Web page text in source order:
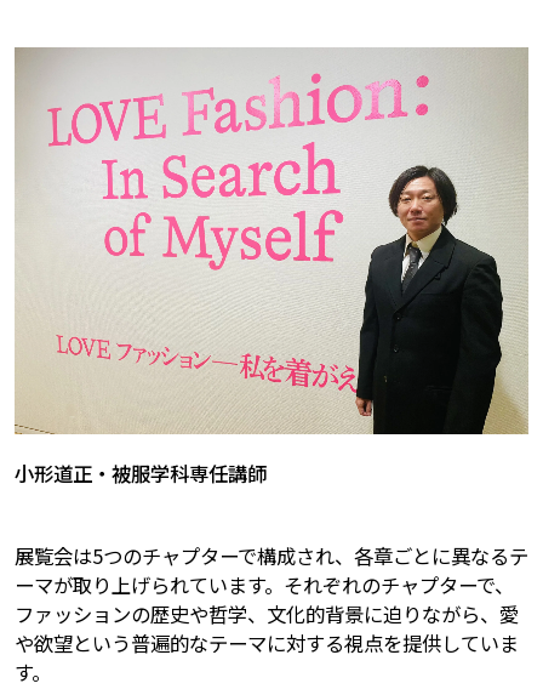
小形道正・被服学科専任講師
展覧会は5つのチャプターで構成され、各章ごとに異なるテ
ーマが取り上げられています。それぞれのチャプターで、
ファッションの歴史や哲学、文化的背景に迫りながら、愛
や欲望という普遍的なテーマに対する視点を提供していま
す。